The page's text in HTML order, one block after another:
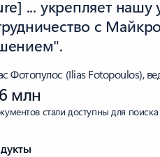
... укрепляет нашу
с
Фотопулос (Ilias Fotopoulos),
млн
стали доступны для поиска